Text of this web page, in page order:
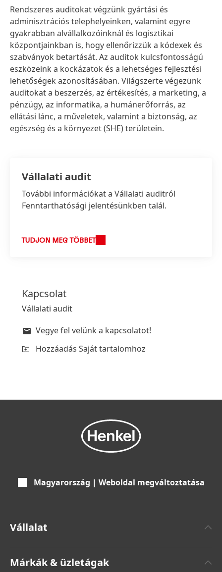
Rendszeres auditokat végzünk gyártási és
adminisztrációs telephelyeinken, valamint egyre
gyakrabban alvállalkozóinknál és logisztikai
központjainkban is, hogy ellenőrizzük a kódexek és
szabványok betartását. Az auditok kulcsfontosságú
eszközeink a kockázatok és a lehetséges fejlesztési
lehetőségek azonosításában. Világszerte végezünk
auditokat a beszerzés, az értékesítés, a marketing, a
pénzügy, az informatika, a humánerőforrás, az
ellátási lánc, a műveletek, valamint a biztonság, az
egészség és a környezet(SHE) területein.
Vállalati audit
További információkat a Vállalati auditról
Fenntarthatósági jelentésünkben talál.
TUDJON MEG TÖBBET
Kapcsolat
Vállalati audit
Vegye fel velünk a kapcsolatot!
Hozzáadás Saját tartalomhoz
Magyarország | Weboldal megváltoztatása
Vállalat
Márkák & üzletágak